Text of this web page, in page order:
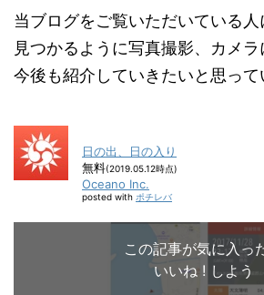
当ブログをご覧いただいている
見つかるように写真撮影、カメ
今後も紹介していきたいと思って
日の出、日の入り
無料(2019.05.12時点)
Oceano Inc.
posted with ポチレバ
この記事が気に入っ
いいね ! しよう